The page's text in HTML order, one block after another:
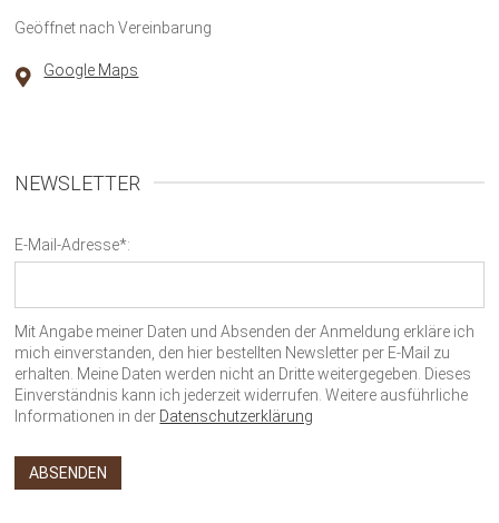
Geöffnet nach Vereinbarung
Google Maps
NEWSLETTER
E-Mail-Adresse*:
Mit Angabe meiner Daten und Absenden der Anmeldung erkläre ich
mich einverstanden, den hier bestellten Newsletter per E-Mail zu
erhalten. Meine Daten werden nicht an Dritte weitergegeben. Dieses
Einverständnis kann ich jederzeit widerrufen. Weitere ausführliche
Informationen in der Datenschutzerklärung